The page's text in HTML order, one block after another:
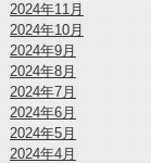
2024年11月
2024年10月
2024年9月
2024年8月
2024年7月
2024年6月
2024年5月
2024年4月